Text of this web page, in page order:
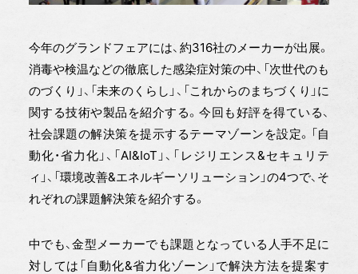
今年のグランドフェアには、約316社のメーカーが出展。
消毒や検温などの徹底した感染症対策の中、「次世代のも
のづくり」、「未来のくらし」、「これからのまちづくり」に
関する技術や製品を紹介する。今回も好評を得ている、
社会課題の解決策を提示するテーマゾーンを設定。「自
動化・省力化」、「AI&IoT」、「レジリエンス&セキュリテ
ィ」、「環境改善&エネルギーソリューション」の4つで、そ
れぞれの課題解決策を紹介する。
中でも、金型メーカーでも課題となっている人手不足に
対しては「自動化&省力化ゾーン」で解決方法を提案す